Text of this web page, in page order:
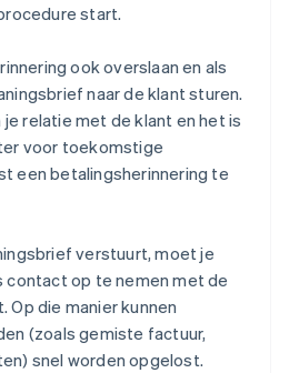
start.
ook overslaan en als
naar de klant sturen.
relatie met de klant en het is
voor toekomstige
een betalingsherinnering te
verstuurt, moet je
op te nemen met de
die manier kunnen
(zoals gemiste factuur,
snel worden opgelost.